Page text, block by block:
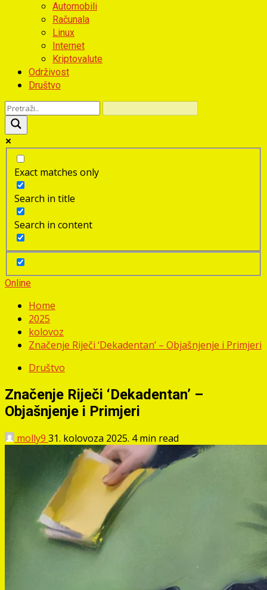
Automobili
Računala
Linux
Internet
Kriptovalute
Održivost
Društvo
Exact matches only
Search in title
Search in content
Online
Home
2025
kolovoz
Značenje Riječi ‘Dekadentan’ – Objašnjenje i Primjeri
Društvo
Značenje Riječi ‘Dekadentan’ –
Objašnjenje i Primjeri
molly9 31. kolovoza 2025. 4 min read